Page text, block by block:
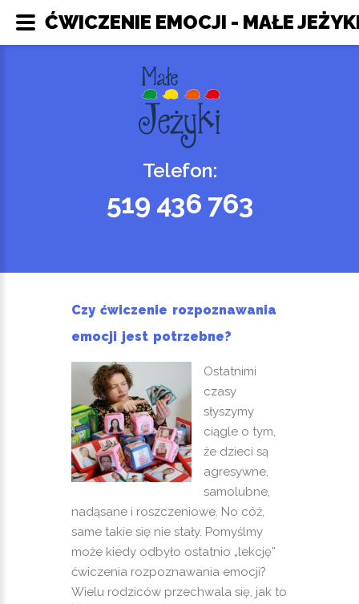
Telefon:
519 436 763
Czy ćwiczenie rozpoznawania
emocji jest potrzebne?
Ostatnimi
czasy
słyszymy
ciągle o tym,
że dzieci są
agresywne,
samolubne,
nadąsane i roszczeniowe. No cóż,
same takie się nie stały. Pomyślmy
może kiedy odbyło ostatnio „lekcję”
ćwiczenia rozpoznawania emocji?
Wielu rodziców przechwala się, jak to
ĆWICZENIE EMOCJI - MAŁE